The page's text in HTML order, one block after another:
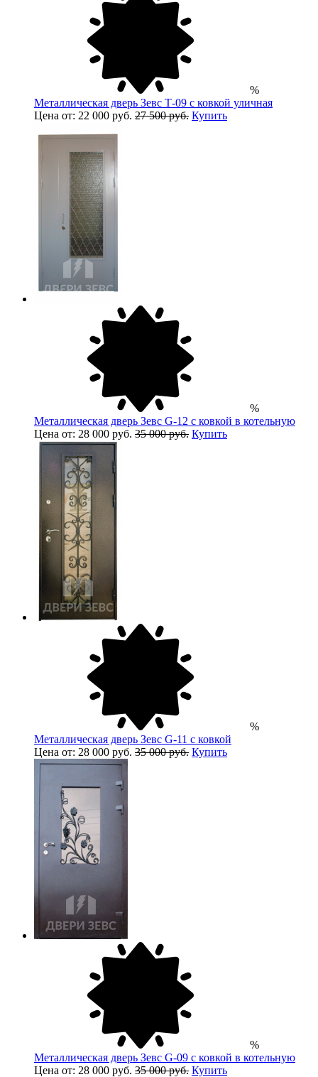
%
Металлическая дверь Зевс Т-09 с ковкой уличная
Цена от: 22 000 руб. 27 500 руб. Купить
%
Металлическая дверь Зевс G-12 с ковкой в котельную
Цена от: 28 000 руб. 35 000 руб. Купить
%
Металлическая дверь Зевс G-11 с ковкой
Цена от: 28 000 руб. 35 000 руб. Купить
%
Металлическая дверь Зевс G-09 с ковкой в котельную
Цена от: 28 000 руб. 35 000 руб. Купить